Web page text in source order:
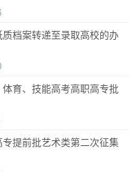
档案转递至录取高校的办
育、技能高考高职高专批
提前批艺术类第二次征集